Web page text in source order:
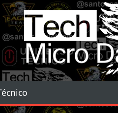
Tech Micro Data